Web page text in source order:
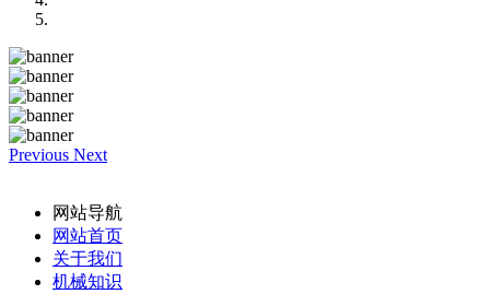
Previous Next
网站导航
网站首页
关于我们
机械知识